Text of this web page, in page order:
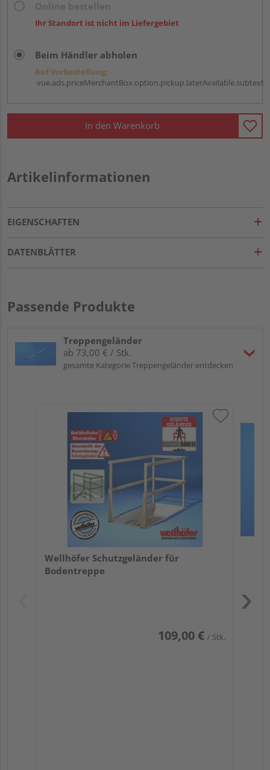
Ihr Standort ist nicht im Liefergebiet
Beim Händler abholen
Auf Vorbestellung:
vue.ads.priceMerchantBox.option.pickup.laterAvailable.subtext
In den Warenkorb
Artikelinformationen
EIGENSCHAFTEN
DATENBLÄTTER
Passende Produkte
Treppengeländer
ab 73,00 € / Stk.
gesamte Kategorie Treppengeländer entdecken
Wellhöfer Schutzgeländer für
Bodentreppe
109,00 € / Stk.